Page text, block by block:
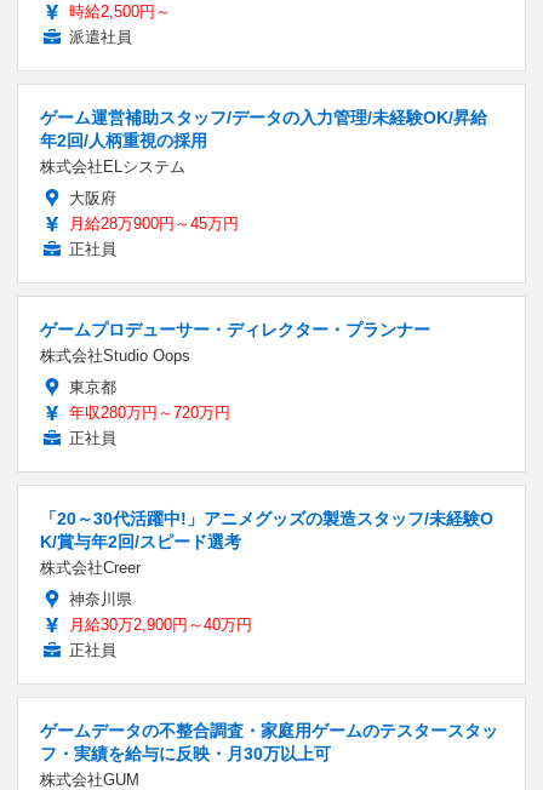
時給2,500円～
派遣社員
ゲーム運営補助スタッフ/データの入力管理/未経験OK/昇給
年2回/人柄重視の採用
株式会社ELシステム
大阪府
月給28万900円～45万円
正社員
ゲームプロデューサー・ディレクター・プランナー
株式会社Studio Oops
東京都
年収280万円～720万円
正社員
「20～30代活躍中!」アニメグッズの製造スタッフ/未経験O
K/賞与年2回/スピード選考
株式会社Creer
神奈川県
月給30万2,900円～40万円
正社員
ゲームデータの不整合調査・家庭用ゲームのテスタースタッ
フ・実績を給与に反映・月30万以上可
株式会社GUM